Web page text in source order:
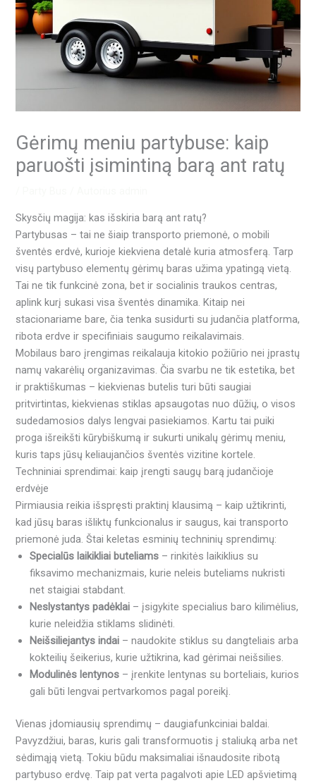
Gėrimų meniu partybuse: kaip
paruošti įsimintiną barą ant ratų
Skysčių magija: kas išskiria barą ant ratų?
Partybusas – tai ne šiaip transporto priemonė, o mobili
šventės erdvė, kurioje kiekviena detalė kuria atmosferą. Tarp
visų partybuso elementų gėrimų baras užima ypatingą vietą.
Tai ne tik funkcinė zona, bet ir socialinis traukos centras,
aplink kurį sukasi visa šventės dinamika. Kitaip nei
stacionariame bare, čia tenka susidurti su judančia platforma,
ribota erdve ir specifiniais saugumo reikalavimais.
Mobilaus baro įrengimas reikalauja kitokio požiūrio nei įprastų
namų vakarėlių organizavimas. Čia svarbu ne tik estetika, bet
ir praktiškumas – kiekvienas butelis turi būti saugiai
pritvirtintas, kiekvienas stiklas apsaugotas nuo dūžių, o visos
sudedamosios dalys lengvai pasiekiamos. Kartu tai puiki
proga išreikšti kūrybiškumą ir sukurti unikalų gėrimų meniu,
kuris taps jūsų keliaujančios šventės vizitine kortele.
Techniniai sprendimai: kaip įrengti saugų barą judančioje
erdvėje
Pirmiausia reikia išspręsti praktinį klausimą – kaip užtikrinti,
kad jūsų baras išliktų funkcionalus ir saugus, kai transporto
priemonė juda. Štai keletas esminių techninių sprendimų:
Specialūs laikikliai buteliams – rinkitės laikiklius su
fiksavimo mechanizmais, kurie neleis buteliams nukristi
net staigiai stabdant.
Neslystantys padėklai – įsigykite specialius baro kilimėlius,
kurie neleidžia stiklams slidinėti.
Neišsiliejantys indai – naudokite stiklus su dangteliais arba
kokteilių šeikerius, kurie užtikrina, kad gėrimai neišsilies.
Modulinės lentynos – įrenkite lentynas su borteliais, kurios
gali būti lengvai pertvarkomos pagal poreikį.
Vienas įdomiausių sprendimų – daugiafunkciniai baldai.
Pavyzdžiui, baras, kuris gali transformuotis į staliuką arba net
sėdimąją vietą. Tokiu būdu maksimaliai išnaudosite ribotą
partybuso erdvę. Taip pat verta pagalvoti apie LED apšvietimą